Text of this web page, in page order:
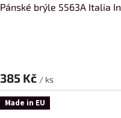
Pánské brýle 5563A Italia
385 Kč / ks
Made in EU